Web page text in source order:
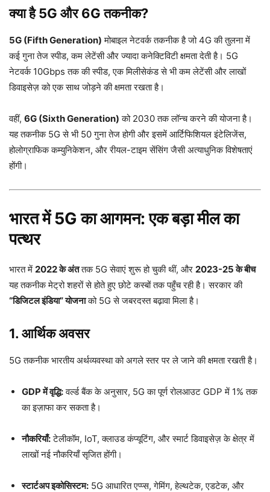
क्या है 5G और 6G तकनीक?
5G (Fifth Generation) मोबाइल नेटवर्क तकनीक है जो 4G की तुलना में
कई गुना तेज स्पीड, कम लेटेंसी और ज्यादा कनेक्टिविटी क्षमता देती है। 5G
नेटवर्क 10Gbps तक की स्पीड, एक मिलीसेकंड से भी कम लेटेंसी और लाखों
डिवाइसेज़ को एक साथ जोड़ने की क्षमता रखता है।
वहीं, 6G (Sixth Generation) को 2030 तक लॉन्च करने की योजना है।
यह तकनीक 5G से भी 50 गुना तेज होगी और इसमें आर्टिफिशियल इंटेलिजेंस,
होलोग्राफिक कम्युनिकेशन, और रीयल-टाइम सेंसिंग जैसी अत्याधुनिक विशेषताएं
होंगी।
भारत में 5G का आगमन: एक बड़ा मील का
पत्थर
भारत में 2022 के अंततक 5G सेवाएं शुरू हो चुकी थीं, और 2023-25 के बीच
यह तकनीक मेट्रो शहरों से होते हुए छोटे कस्बों तक पहुँच रही है। सरकार की
“डिजिटल इंडिया” योजनाको 5G से जबरदस्त बढ़ावा मिला है।
1. आर्थिक अवसर
5G तकनीक भारतीय अर्थव्यवस्था को अगले स्तर पर ले जाने की क्षमता रखती है।
GDP में वृद्धि:वर्ल्ड बैंक के अनुसार, 5G का पूर्ण रोलआउट GDP में 1% तक
का इज़ाफा कर सकता है।
नौकरियाँ:टेलीकॉम, IoT, क्लाउड कंप्यूटिंग, और स्मार्ट डिवाइसेज़ के क्षेत्र में
लाखों नई नौकरियाँ सृजित होंगी।
स्टार्टअप इकोसिस्टम: 5G आधारित एप्प्स, गेमिंग, हेल्थटेक, एडटेक, और